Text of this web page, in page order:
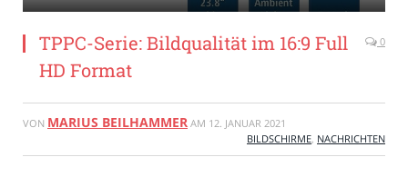
TPPC-Serie: Bildqualität im 16:9 Full
HD Format
0
VON MARIUS BEILHAMMER AM 12. JANUAR 2021
BILDSCHIRME, NACHRICHTEN